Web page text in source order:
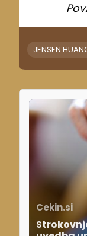
JENSEN
Cekin.si